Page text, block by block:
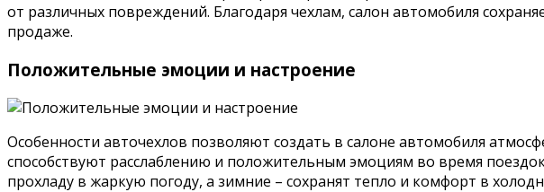
от различных повреждений. Благодаря чехлам, салон автомобиля
продаже.
Положительные эмоции и настроение
Особенности авточехлов позволяют создать в салоне автомобиля
способствуют расслаблению и положительным эмоциям во время
прохладу в жаркую погоду, а зимние – сохранят тепло и комфорт в